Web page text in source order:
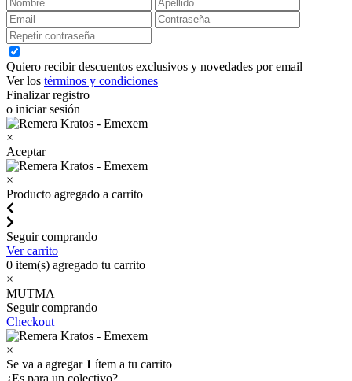
Quiero recibir descuentos exclusivos y novedades por email
Ver los términos y condiciones
Finalizar registro
o iniciar sesión
×
Aceptar
×
Producto agregado a carrito
Seguir comprando
Ver carrito
0 item(s) agregado tu carrito
×
MUTMA
Seguir comprando
Checkout
×
Se va a agregar 1 ítem a tu carrito
¿Es para un colectivo?